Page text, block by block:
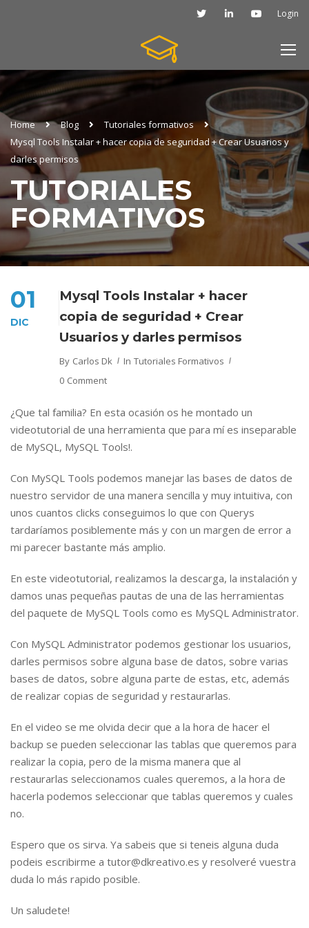
Login
Home Blog
Tutoriales formativos
Mysql Tools Instalar + hacer copia de seguridad + Crear Usuarios y
darles permisos
TUTORIALES
FORMATIVOS
01
DIC
Mysql Tools Instalar + hacer
copia de seguridad + Crear
Usuarios y darles permisos
By Carlos Dk In Tutoriales Formativos
0 Comment
¿Que tal familia? En esta ocasión os he montado un
videotutorial de una herramienta que para mí es inseparable
de MySQL, MySQL Tools!.
Con MySQL Tools podemos manejar las bases de datos de
nuestro servidor de una manera sencilla y muy intuitiva, con
unos cuantos clicks conseguimos lo que con Querys
tardaríamos posiblemente más y con un margen de error a
mi parecer bastante más amplio.
En este videotutorial, realizamos la descarga, la instalación y
damos unas pequeñas pautas de una de las herramientas
del paquete de MySQL Tools como es MySQL Administrator.
Con MySQL Administrator podemos gestionar los usuarios,
darles permisos sobre alguna base de datos, sobre varias
bases de datos, sobre alguna parte de estas, etc, además
de realizar copias de seguridad y restaurarlas.
En el video se me olvida decir que a la hora de hacer el
backup se pueden seleccionar las tablas que queremos para
realizar la copia, pero de la misma manera que al
restaurarlas seleccionamos cuales queremos, a la hora de
hacerla podemos seleccionar que tablas queremos y cuales
no.
Espero que os sirva. Ya sabeis que si teneis alguna duda
podeis escribirme a tutor@dkreativo.es y resolveré vuestra
duda lo más rapido posible.
Un saludete!